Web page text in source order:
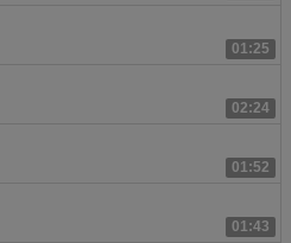
01:25
02:24
01:52
01:43